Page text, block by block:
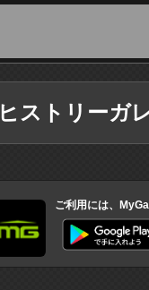
ヒストリーガ
ご利用には、